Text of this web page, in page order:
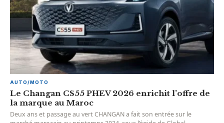
AUTO/MOTO
Le Changan CS55 PHEV 2026 enrichit l’offre de
la marque au Maroc
Deux ans et passage au vert CHANGAN a fait son entrée sur le